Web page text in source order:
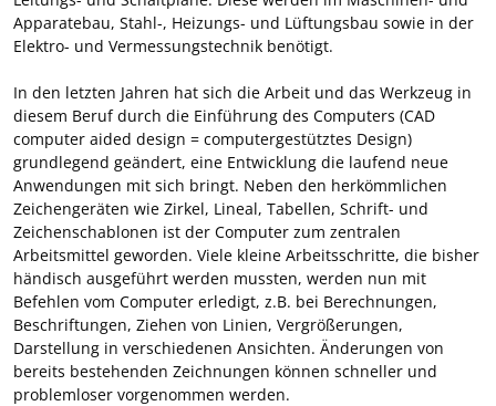
Apparatebau, Stahl-, Heizungs- und Lüftungsbau sowie in der
Elektro- und Vermessungstechnik benötigt.
In den letzten Jahren hat sich die Arbeit und das Werkzeug in
diesem Beruf durch die Einführung des Computers (CAD
computer aided design = computergestütztes Design)
grundlegend geändert, eine Entwicklung die laufend neue
Anwendungen mit sich bringt. Neben den herkömmlichen
Zeichengeräten wie Zirkel, Lineal, Tabellen, Schrift- und
Zeichenschablonen ist der Computer zum zentralen
Arbeitsmittel geworden. Viele kleine Arbeitsschritte, die bisher
händisch ausgeführt werden mussten, werden nun mit
Befehlen vom Computer erledigt, z.B. bei Berechnungen,
Beschriftungen, Ziehen von Linien, Vergrößerungen,
Darstellung in verschiedenen Ansichten. Änderungen von
bereits bestehenden Zeichnungen können schneller und
problemloser vorgenommen werden.